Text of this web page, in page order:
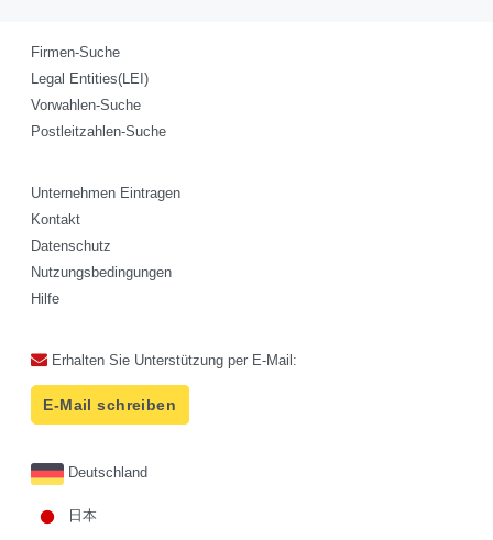
Firmen-Suche
Legal Entities(LEI)
Vorwahlen-Suche
Postleitzahlen-Suche
Unternehmen Eintragen
Kontakt
Datenschutz
Nutzungsbedingungen
Hilfe
Erhalten Sie Unterstützung per E-Mail:
E-Mail schreiben
Deutschland
日本